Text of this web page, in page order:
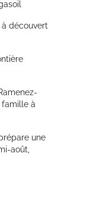
découvert
famille à
une
août,